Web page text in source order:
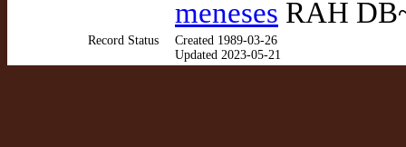
meneses RAH
Record Status
Created 1989-03-26
Updated 2023-05-21